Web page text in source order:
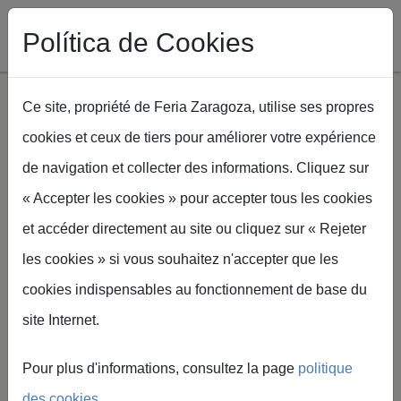
Aller au contenu principal
Fil d'Ariane
Colaboradores
que apoyan
Política de Cookies
Ce site, propriété de Feria Zaragoza, utilise ses propres
cookies et ceux de tiers pour améliorer votre expérience
de navigation et collecter des informations. Cliquez sur
« Accepter les cookies » pour accepter tous les cookies
et accéder directement au site ou cliquez sur « Rejeter
les cookies » si vous souhaitez n'accepter que les
cookies indispensables au fonctionnement de base du
site Internet.
Pour plus d'informations, consultez la page politique